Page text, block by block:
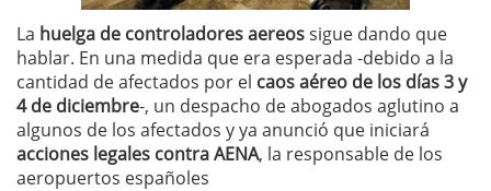
La huelga de controladores aereossigue dando que
hablar. En una medida que era esperada -debido a la
cantidad de afectados por el caos aéreo de los días 3 y
4 de diciembre-, un despacho de abogados aglutino a
algunos de los afectados y ya anunció que iniciará
acciones legales contra AENA, la responsable de los
aeropuertos españoles